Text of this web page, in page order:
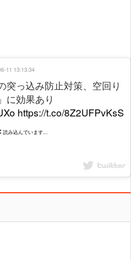
突っ込み防止対策、空回り
に効果あり
https://t.co/8Z2UFPvKsS
読み込んでいます...
11 13:13:34